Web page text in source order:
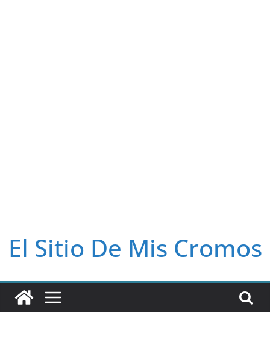
El Sitio De Mis Cromos